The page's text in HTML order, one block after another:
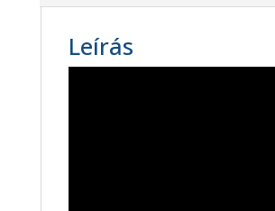
Leírás